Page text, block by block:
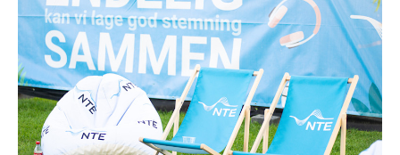
Strøm 1. juli 2026
Spar strøm i sommer!
Lysere og varmere dager gjør ikke bare noe med
humøret vårt – de kan også gjøre underverker for
strømregningen din. Her er 12 enkle strømsparetips